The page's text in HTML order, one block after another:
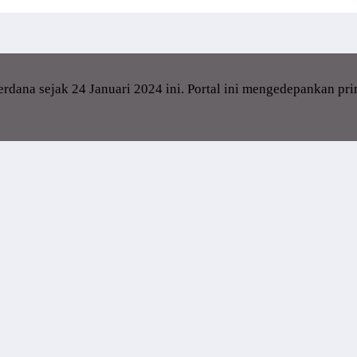
sejak 24 Januari 2024 ini. Portal ini mengedepankan